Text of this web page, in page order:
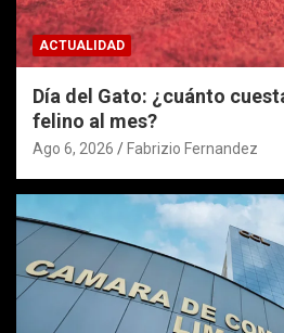
ACTUALIDAD
Día del Gato: ¿cuánto
felino al mes?
Ago 6, 2026 Fabrizio Fernandez